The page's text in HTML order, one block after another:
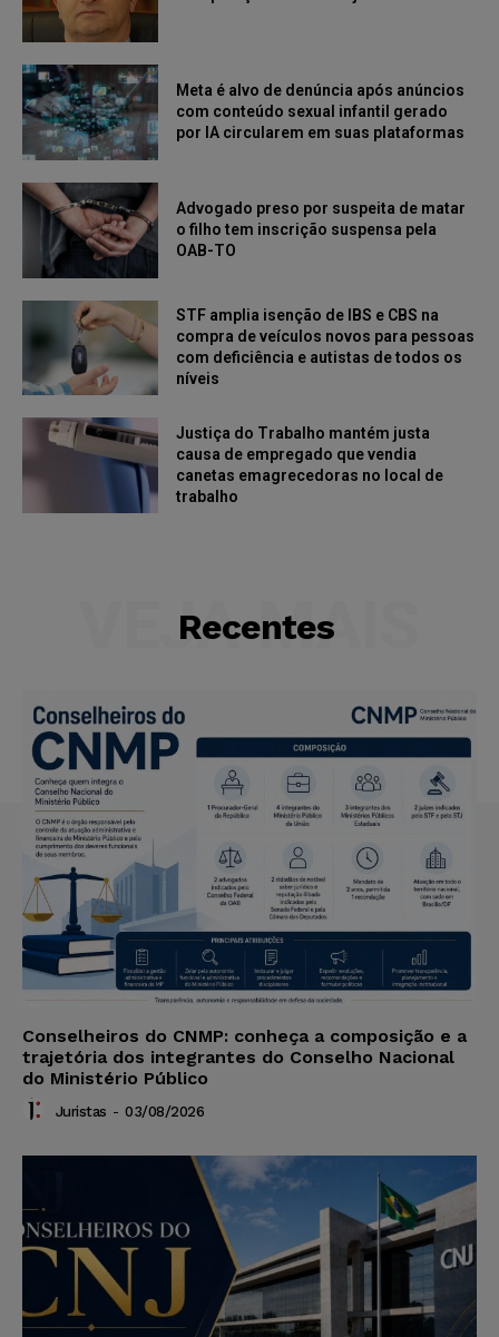
Meta é alvo de denúncia após anúncios
com conteúdo sexual infantil gerado
por IA circularem em suas plataformas
Advogado preso por suspeita de matar
o filho tem inscrição suspensa pela
OAB-TO
STF amplia isenção de IBS e CBS na
compra de veículos novos para pessoas
com deficiência e autistas de todos os
níveis
Justiça do Trabalho mantém justa
causa de empregado que vendia
canetas emagrecedoras no local de
trabalho
Recentes
VEJA MAIS
Conselheiros do CNMP: conheça a composição e a
trajetória dos integrantes do Conselho Nacional
do Ministério Público
Juristas - 03/08/2026